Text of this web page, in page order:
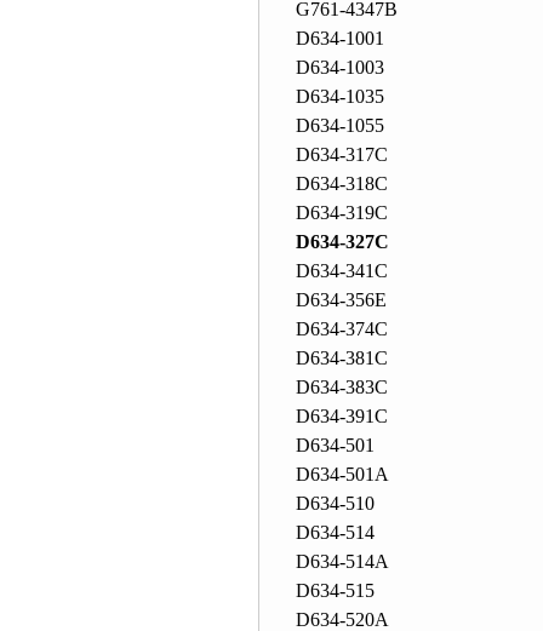
G761-4347B
D634-1001
D634-1003
D634-1035
D634-1055
D634-317C
D634-318C
D634-319C
D634-327C
D634-341C
D634-356E
D634-374C
D634-381C
D634-383C
D634-391C
D634-501
D634-501A
D634-510
D634-514
D634-514A
D634-515
D634-520A